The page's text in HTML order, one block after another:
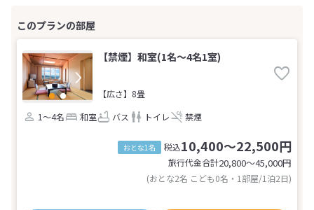
【禁煙】和室(1名～4名1室)
【広さ】8畳
1～4名
和室 バス トイレ 禁煙
おとな1名 税込10,400～22,500円
旅行代金合計20,800〜45,000円
(おとな2名 こども0名・1部屋/1泊2日)